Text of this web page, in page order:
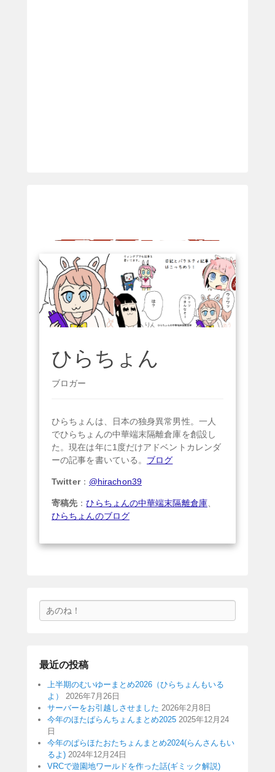
ひらちょん
ブロガー
ひらちょんは、日本の独身異常男性。一人
でひらちょんの中華端末隔離倉庫を創設し
た。現在は年に1度だけアドベントカレンダ
ーの記事を書いている。 ブログ
Twitter： @hirachon39
寄稿先 ：ひらちょんの中華端末隔離倉庫、
ひらちょんのブログ
索
最近の投稿
上半期のむいゆーまとめ2026（ひらちょんもいる
よ）
2026年7月26日
サーバーをお引越しさせました 2026年2月8日
今年のほたぱらんちょんまとめ2025 2025年12月24
日
今年のぱらほたおたちょんまとめ2024(らんさんもい
るよ) 2024年12月24日
VRCで遊園地ワールドを作った話(ギミック解説)